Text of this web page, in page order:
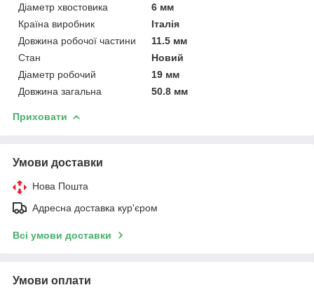
Діаметр хвостовика
6 мм
Країна виробник
Італія
Довжина робочої частини
11.5 мм
Стан
Новий
Діаметр робочий
19 мм
Довжина загальна
50.8 мм
Приховати
Умови доставки
Нова Пошта
Адресна доставка кур'єром
Всі умови доставки
Умови оплати